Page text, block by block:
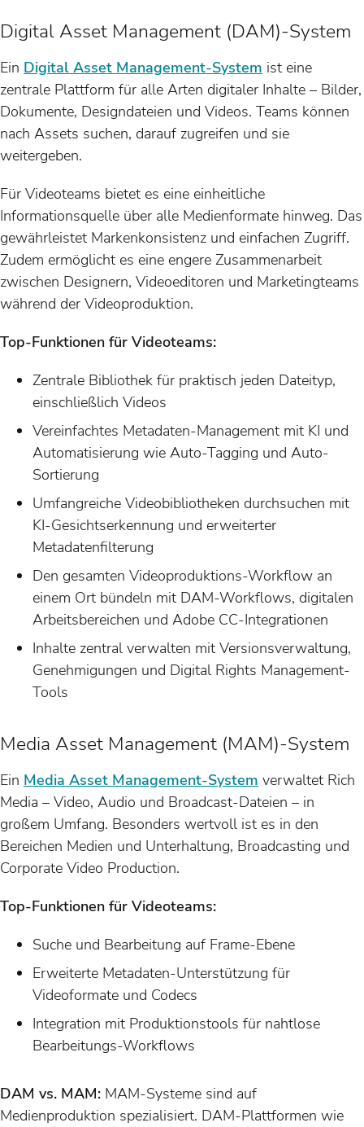
Digital Asset Management (DAM)-System
Ein Digital Asset Management-System ist eine
zentrale Plattform für alle Arten digitaler Inhalte – Bilder,
Dokumente, Designdateien und Videos. Teams können
nach Assets suchen, darauf zugreifen und sie
weitergeben.
Für Videoteams bietet es eine einheitliche
Informationsquelle über alle Medienformate hinweg. Das
gewährleistet Markenkonsistenz und einfachen Zugriff.
Zudem ermöglicht es eine engere Zusammenarbeit
zwischen Designern, Videoeditoren und Marketingteams
während der Videoproduktion.
Top-Funktionen für Videoteams:
Zentrale Bibliothek für praktisch jeden Dateityp,
einschließlich Videos
Vereinfachtes Metadaten-Management mit KI und
Automatisierung wie Auto-Tagging und Auto-
Sortierung
Umfangreiche Videobibliotheken durchsuchen mit
KI-Gesichtserkennung und erweiterter
Metadatenfilterung
Den gesamten Videoproduktions-Workflow an
einem Ort bündeln mit DAM-Workflows, digitalen
Arbeitsbereichen und Adobe CC-Integrationen
Inhalte zentral verwalten mit Versionsverwaltung,
Genehmigungen und Digital Rights Management-
Tools
Media Asset Management (MAM)-System
Ein Media Asset Management-System verwaltet Rich
Media – Video, Audio und Broadcast-Dateien – in
großem Umfang. Besonders wertvoll ist es in den
Bereichen Medien und Unterhaltung, Broadcasting und
Corporate Video Production.
Top-Funktionen für Videoteams:
Suche und Bearbeitung auf Frame-Ebene
Erweiterte Metadaten-Unterstützung für
Videoformate und Codecs
Integration mit Produktionstools für nahtlose
Bearbeitungs-Workflows
DAM vs. MAM: MAM-Systeme sind auf
Medienproduktion spezialisiert. DAM-Plattformen wie